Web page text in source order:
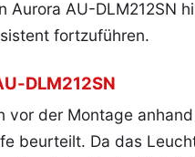
Aurora AU-DLM212SN
fortzuführen.
DLM212SN
vor der Montage
beurteilt. Da das